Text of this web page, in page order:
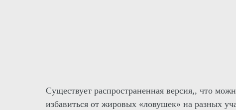
Существует распространенная версия,, что
избавиться от жировых «ловушек» на разных